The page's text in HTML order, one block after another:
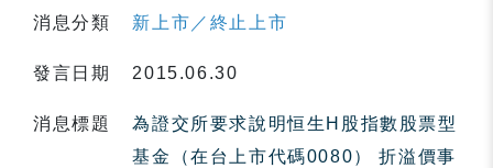
消息分類 新上市／終止上市
發言日期 2015.06.30
消息標題
為證交所要求說明恒生H股指數股票型
基金（在台上市代碼0080） 折溢價事